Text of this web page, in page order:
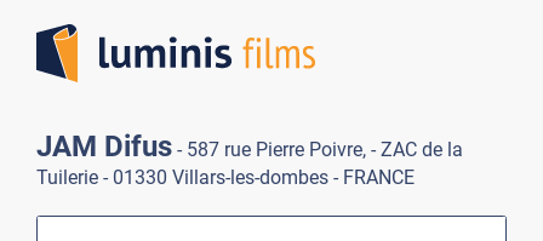
JAM Difus - 587 rue Pierre Poivre, - ZAC de la
Tuilerie - 01330 Villars-les-dombes - FRANCE